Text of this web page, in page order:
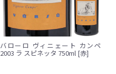
バローロ ヴィニェート カンペ
2003 ラ スピネッタ 750ml [赤]